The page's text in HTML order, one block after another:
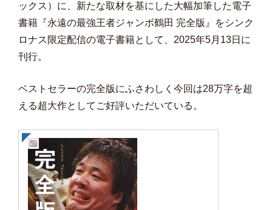
ックス）に、新たな取材を基にした大幅加筆した電子
書籍『永遠の最強王者ジャンボ鶴田 完全版』をシンク
ロナス限定配信の電子書籍として、2025年5月13日に
刊行。
ベストセラーの完全版にふさわしく今回は28万字を超
える超大作としてご好評いただいている。